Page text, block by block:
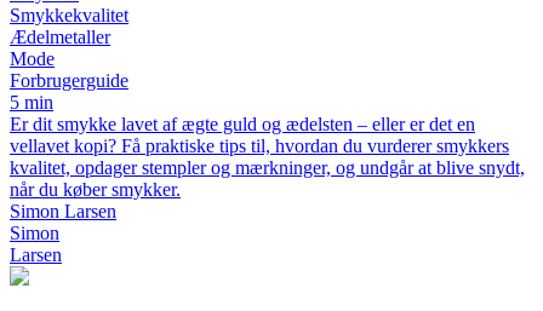
Smykkekvalitet
Ædelmetaller
Mode
Forbrugerguide
5 min
Er dit smykke lavet af ægte guld og ædelsten – eller er det en
vellavet kopi? Få praktiske tips til, hvordan du vurderer smykkers
kvalitet, opdager stempler og mærkninger, og undgår at blive snydt,
når du køber smykker.
Simon Larsen
Simon
Larsen